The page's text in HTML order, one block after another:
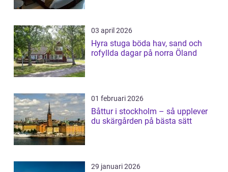
03 april 2026
Hyra stuga böda hav, sand och
rofyllda dagar på norra Öland
01 februari 2026
Båttur i stockholm – så upplever
du skärgården på bästa sätt
29 januari 2026